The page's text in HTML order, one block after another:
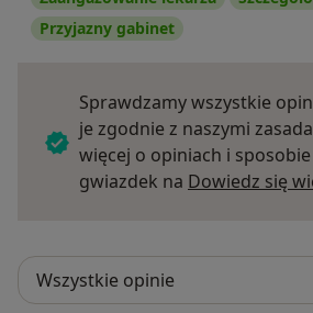
Przyjazny gabinet
Sprawdzamy wszystkie
je zgodnie z naszymi
więcej o opiniach i
gwiazdek na Dowiedz się